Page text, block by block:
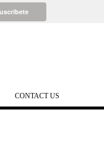
CONTACT US